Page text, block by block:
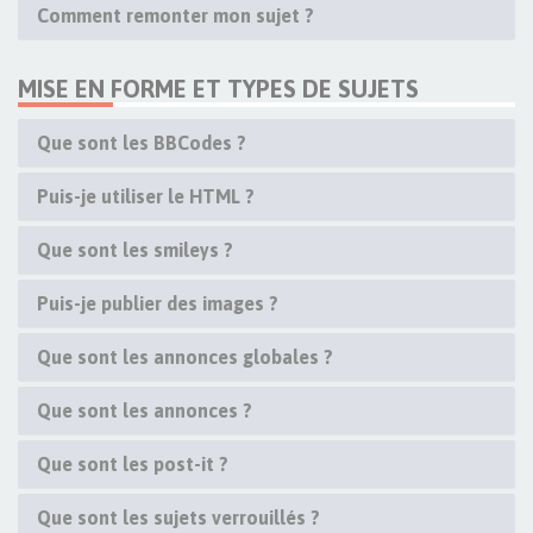
Comment remonter mon sujet ?
MISE EN FORME ET TYPES DE SUJETS
Que sont les BBCodes ?
Puis-je utiliser le HTML ?
Que sont les smileys ?
Puis-je publier des images ?
Que sont les annonces globales ?
Que sont les annonces ?
Que sont les post-it ?
Que sont les sujets verrouillés ?